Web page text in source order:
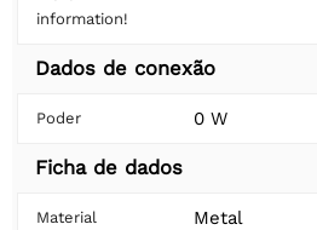
information!
Dados de conexão
Poder 0 W
Ficha de dados
Material Metal